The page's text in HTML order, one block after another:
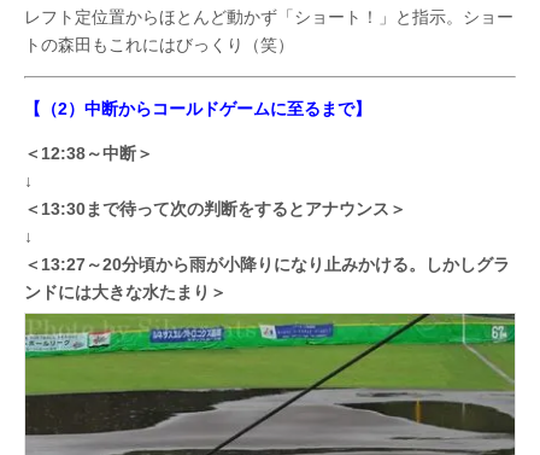
レフト定位置からほとんど動かず「ショート！」と指示。ショー
トの森田もこれにはびっくり（笑）
【（2）中断からコールドゲームに至るまで】
＜12:38～中断＞
↓
＜13:30まで待って次の判断をするとアナウンス＞
↓
＜13:27～20分頃から雨が小降りになり止みかける。しかしグラ
ンドには大きな水たまり＞